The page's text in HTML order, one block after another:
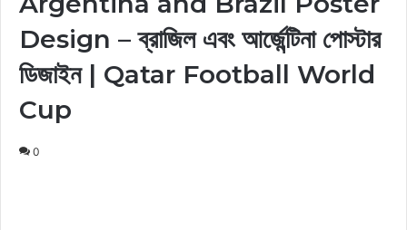
Design – ব্রাজিল এবং আর্জেন্টিনা পোস্টার
ডিজাইন | Qatar Football World
Cup
0